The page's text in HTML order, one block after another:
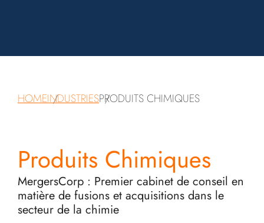
HOMEINDUSTRIESPRODUITS CHIMIQUES
Produits Chimiques
MergersCorp : Premier cabinet de conseil en
matière de fusions et acquisitions dans le
secteur de la chimie